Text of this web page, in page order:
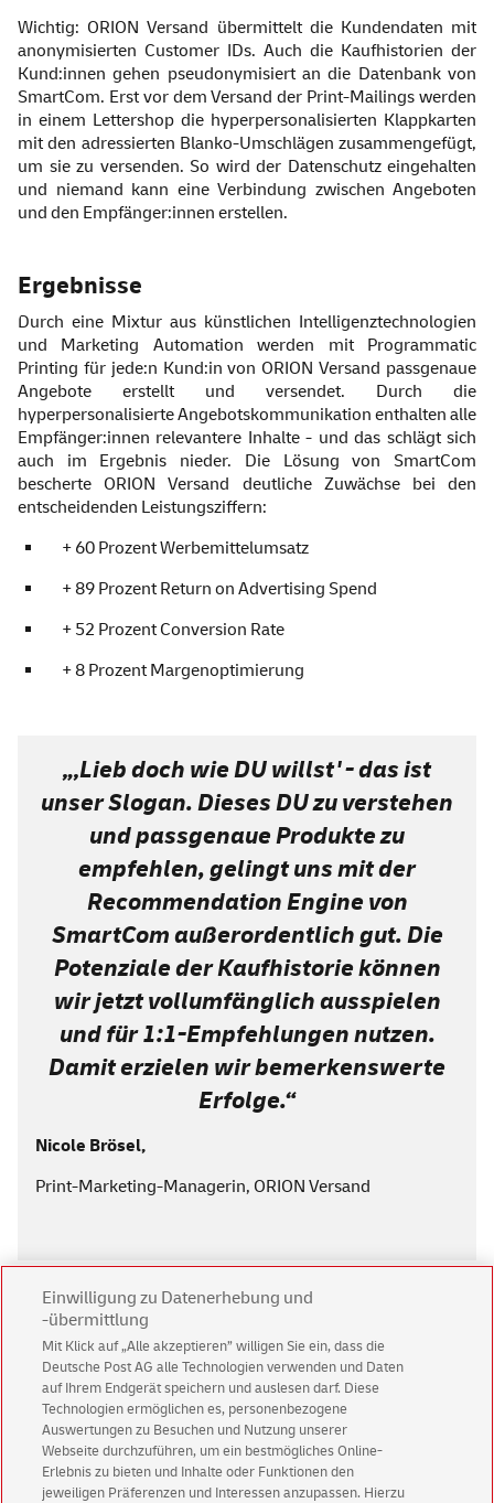
Wichtig: ORION Versand übermittelt die Kundendaten mit
anonymisierten Customer IDs. Auch die Kaufhistorien der
Kund:innen gehen pseudonymisiert an die Datenbank von
SmartCom. Erst vor dem Versand der Print-Mailings werden
in einem Lettershop die hyperpersonalisierten Klappkarten
mit den adressierten Blanko-Umschlägen zusammengefügt,
um sie zu versenden. So wird der Datenschutz eingehalten
und niemand kann eine Verbindung zwischen Angeboten
und den Empfänger:innen erstellen.
Ergebnisse
Durch eine Mixtur aus künstlichen Intelligenztechnologien
und Marketing Automation werden mit Programmatic
Printing für jede:n Kund:in von ORION Versand passgenaue
Angebote erstellt und versendet. Durch die
hyperpersonalisierte Angebotskommunikation enthalten alle
Empfänger:innen relevantere Inhalte - und das schlägt sich
auch im Ergebnis nieder. Die Lösung von SmartCom
bescherte ORION Versand deutliche Zuwächse bei den
entscheidenden Leistungsziffern:
+ 60 Prozent Werbemittelumsatz
+ 89 Prozent Return on Advertising Spend
+ 52 Prozent Conversion Rate
+ 8 Prozent Margenoptimierung
„‚Lieb doch wie DU willst' - das ist
unser Slogan. Dieses DU zu verstehen
und passgenaue Produkte zu
empfehlen, gelingt uns mit der
Recommendation Engine von
SmartCom außerordentlich gut. Die
Potenziale der Kaufhistorie können
wir jetzt vollumfänglich ausspielen
und für 1:1-Empfehlungen nutzen.
Damit erzielen wir bemerkenswerte
Erfolge.“
Nicole Brösel,
Print-Marketing-Managerin, ORION Versand
Das könnte Sie auch
interessieren
Mehr Umsatz mit direktem und individuellem
Einwilligung zu Datenerhebung und
-übermittlung
Mit Klick auf „Alle akzeptieren” willigen Sie ein, dass die
Deutsche Post AG alle Technologien verwenden und Daten
auf Ihrem Endgerät speichern und auslesen darf. Diese
Technologien ermöglichen es, personenbezogene
Auswertungen zu Besuchen und Nutzung unserer
Webseite durchzuführen, um ein bestmögliches Online-
Erlebnis zu bieten und Inhalte oder Funktionen den
jeweiligen Präferenzen und Interessen anzupassen. Hierzu